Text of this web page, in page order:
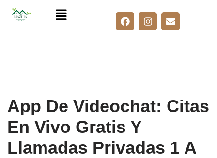
App De Videochat: Citas
En Vivo Gratis Y
Llamadas Privadas 1 A